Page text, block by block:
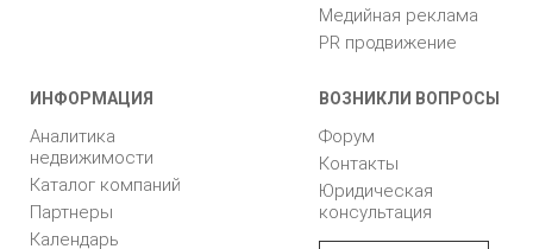
Медийная реклама
PR продвижение
ИНФОРМАЦИЯ
Аналитика
недвижимости
Каталог компаний
Партнеры
Календарь
ВОЗНИКЛИ ВОПРОСЫ
Форум
Контакты
Юридическая
консультация